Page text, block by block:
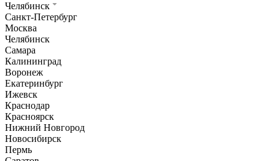
Челябинск
Санкт-Петербург
Москва
Челябинск
Самара
Калининград
Воронеж
Екатеринбург
Ижевск
Краснодар
Красноярск
Нижний Новгород
Новосибирск
Пермь